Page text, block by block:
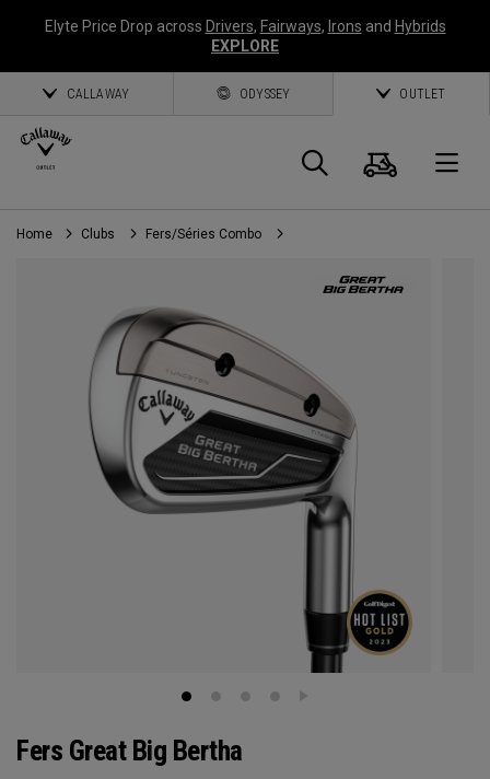
Elyte Price Drop across Drivers, Fairways, Irons and Hybrids
EXPLORE
CALLAWAY ODYSSEY OUTLET
Panier
Home Clubs Fers/Séries Combo
Fers Great Big Bertha